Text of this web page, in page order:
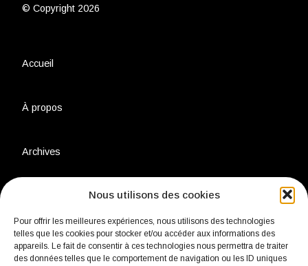
Nous utilisons des cookies
Pour offrir les meilleures expériences, nous utilisons des technologies
telles que les cookies pour stocker et/ou accéder aux informations des
appareils. Le fait de consentir à ces technologies nous permettra de traiter
des données telles que le comportement de navigation ou les ID uniques
© Copyright 2026
Accueil
À propos
Archives
Charte environnementale
Politique de confidentialité